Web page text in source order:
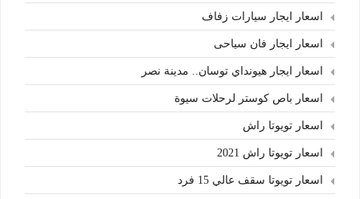
اسعار ايجار سيارات زفاف
اسعار ايجار فان سياحى
اسعار ايجار هيونداي توسان.. مدينة نصر
اسعار باص كوستر لرحلات سيوة
اسعار تويوتا راش
اسعار تويوتا راش 2021
اسعار تويوتا سقف عالي 15 فرد